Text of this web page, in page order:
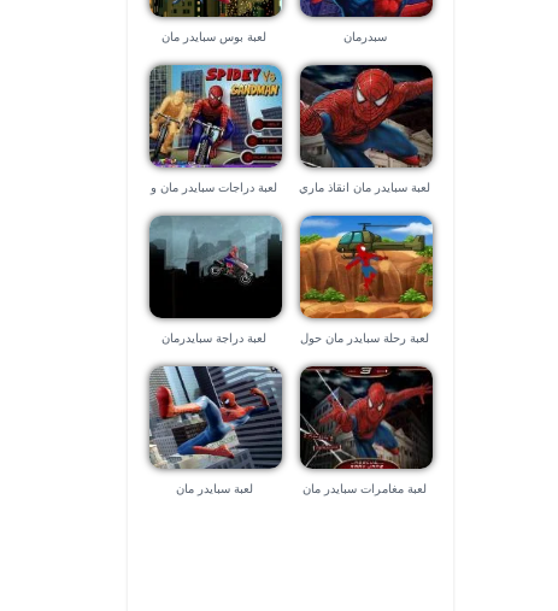
سبدرمان لعبة بوس سبايدر مان
لعبة سبايدر مان انقاذ ماري
لعبة دراجات سبايدر مان و
لعبة رحلة سبايدر مان حول
لعبة دراجة سبايدرمان
لعبة مغامرات سبايدر مان لعبة سبايدر مان